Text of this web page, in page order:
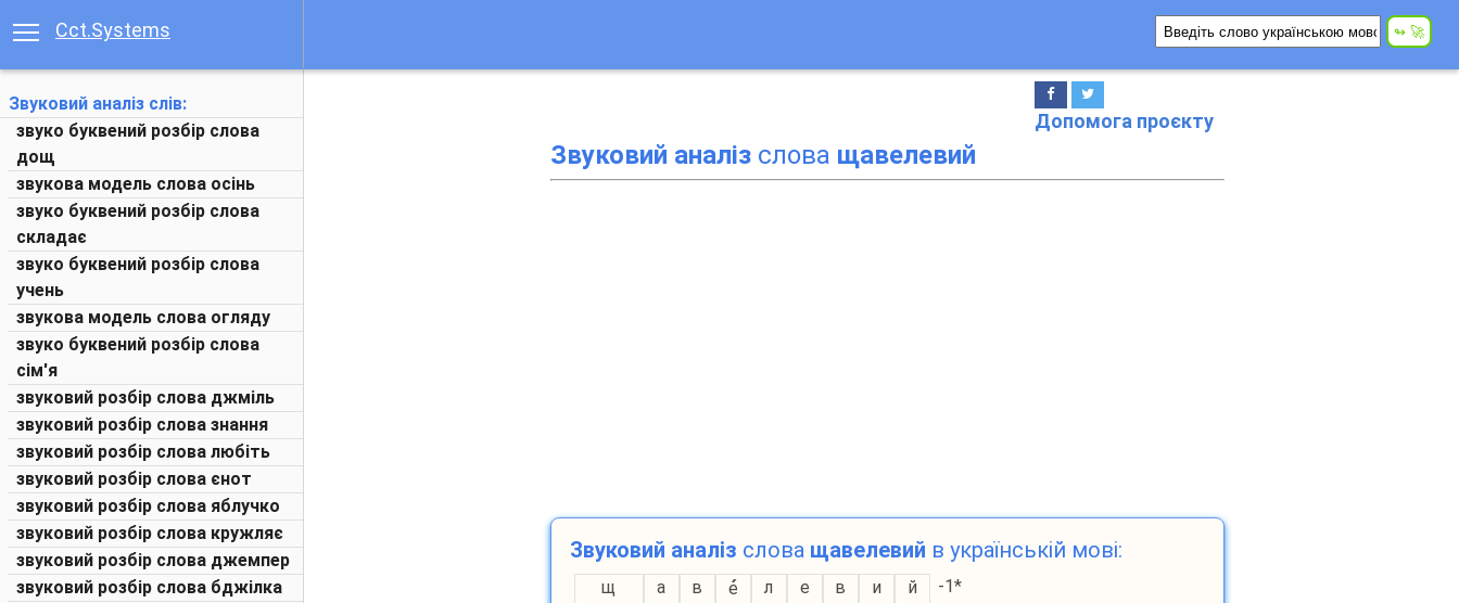
Cct.Systems
Звуковий аналіз слів:
звуко буквений розбір слова
дощ
звукова модель слова осінь
звуко буквений розбір слова
складає
звуко буквений розбір слова
учень
звукова модель слова огляду
звуко буквений розбір слова
сім'я
звуковий розбір слова джміль
звуковий розбір слова знання
звуковий розбір слова любіть
звуковий розбір слова єнот
звуковий розбір слова яблучко
звуковий розбір слова кружляє
звуковий розбір слова джемпер
звуковий розбір слова бджілка
Допомога проєкту
Звуковий аналізслова щавелевий
Звуковий аналіз слова щавелевий в українській мові:
щ а в е л е в и й
-1*